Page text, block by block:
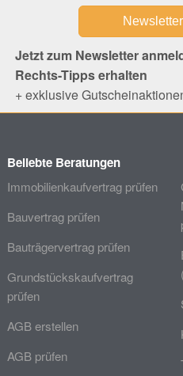
Jetzt zum Newsletter
Rechts-Tipps erhalten
+ exklusive
Beliebte Beratungen
Immobilienkaufvertrag prüfen
Bauvertrag prüfen
Bauträgervertrag prüfen
Grundstückskaufvertrag
prüfen
AGB erstellen
AGB prüfen